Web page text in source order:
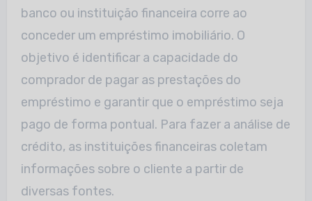
banco ou instituição financeira corre ao
conceder um empréstimo imobiliário. O
objetivo é identificar a capacidade do
comprador de pagar as prestações do
empréstimo e garantir que o empréstimo seja
pago de forma pontual. Para fazer a análise de
crédito, as instituições financeiras coletam
informações sobre o cliente a partir de
diversas fontes.